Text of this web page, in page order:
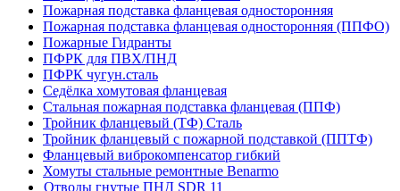
Пожарная подставка фланцевая односторонняя
Пожарная подставка фланцевая односторонняя (ППФО)
Пожарные Гидранты
ПФРК для ПВХ/ПНД
ПФРК чугун.сталь
Седёлка хомутовая фланцевая
Стальная пожарная подставка фланцевая (ППФ)
Тройник фланцевый (ТФ) Сталь
Тройник фланцевый с пожарной подставкой (ППТФ)
Фланцевый виброкомпенсатор гибкий
Хомуты стальные ремонтные Benarmo
Отводы гнутые ПНД SDR 11